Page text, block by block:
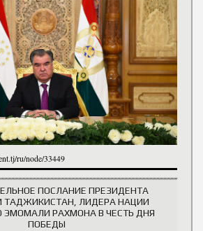
ru/node/33449
ПОСЛАНИЕ ПРЕЗИДЕНТА
ТАДЖИКИСТАН, ЛИДЕРА НАЦИИ
РАХМОНА В ЧЕСТЬ ДНЯ
ПОБЕДЫ